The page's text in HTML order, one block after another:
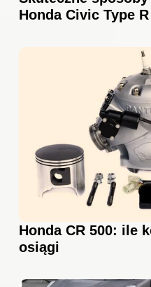
Honda Civic Type
Honda CR 500: ile
osiągi